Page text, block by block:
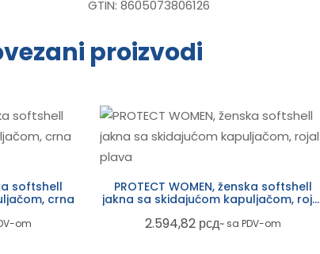
GTIN: 8605073806126
proizvodi
softshell
crna
om
PROTECT WOMEN, ženska softshell
jakna sa skidajućom kapuljačom, rojal
2.594,82 рсд~ sa PDV-om